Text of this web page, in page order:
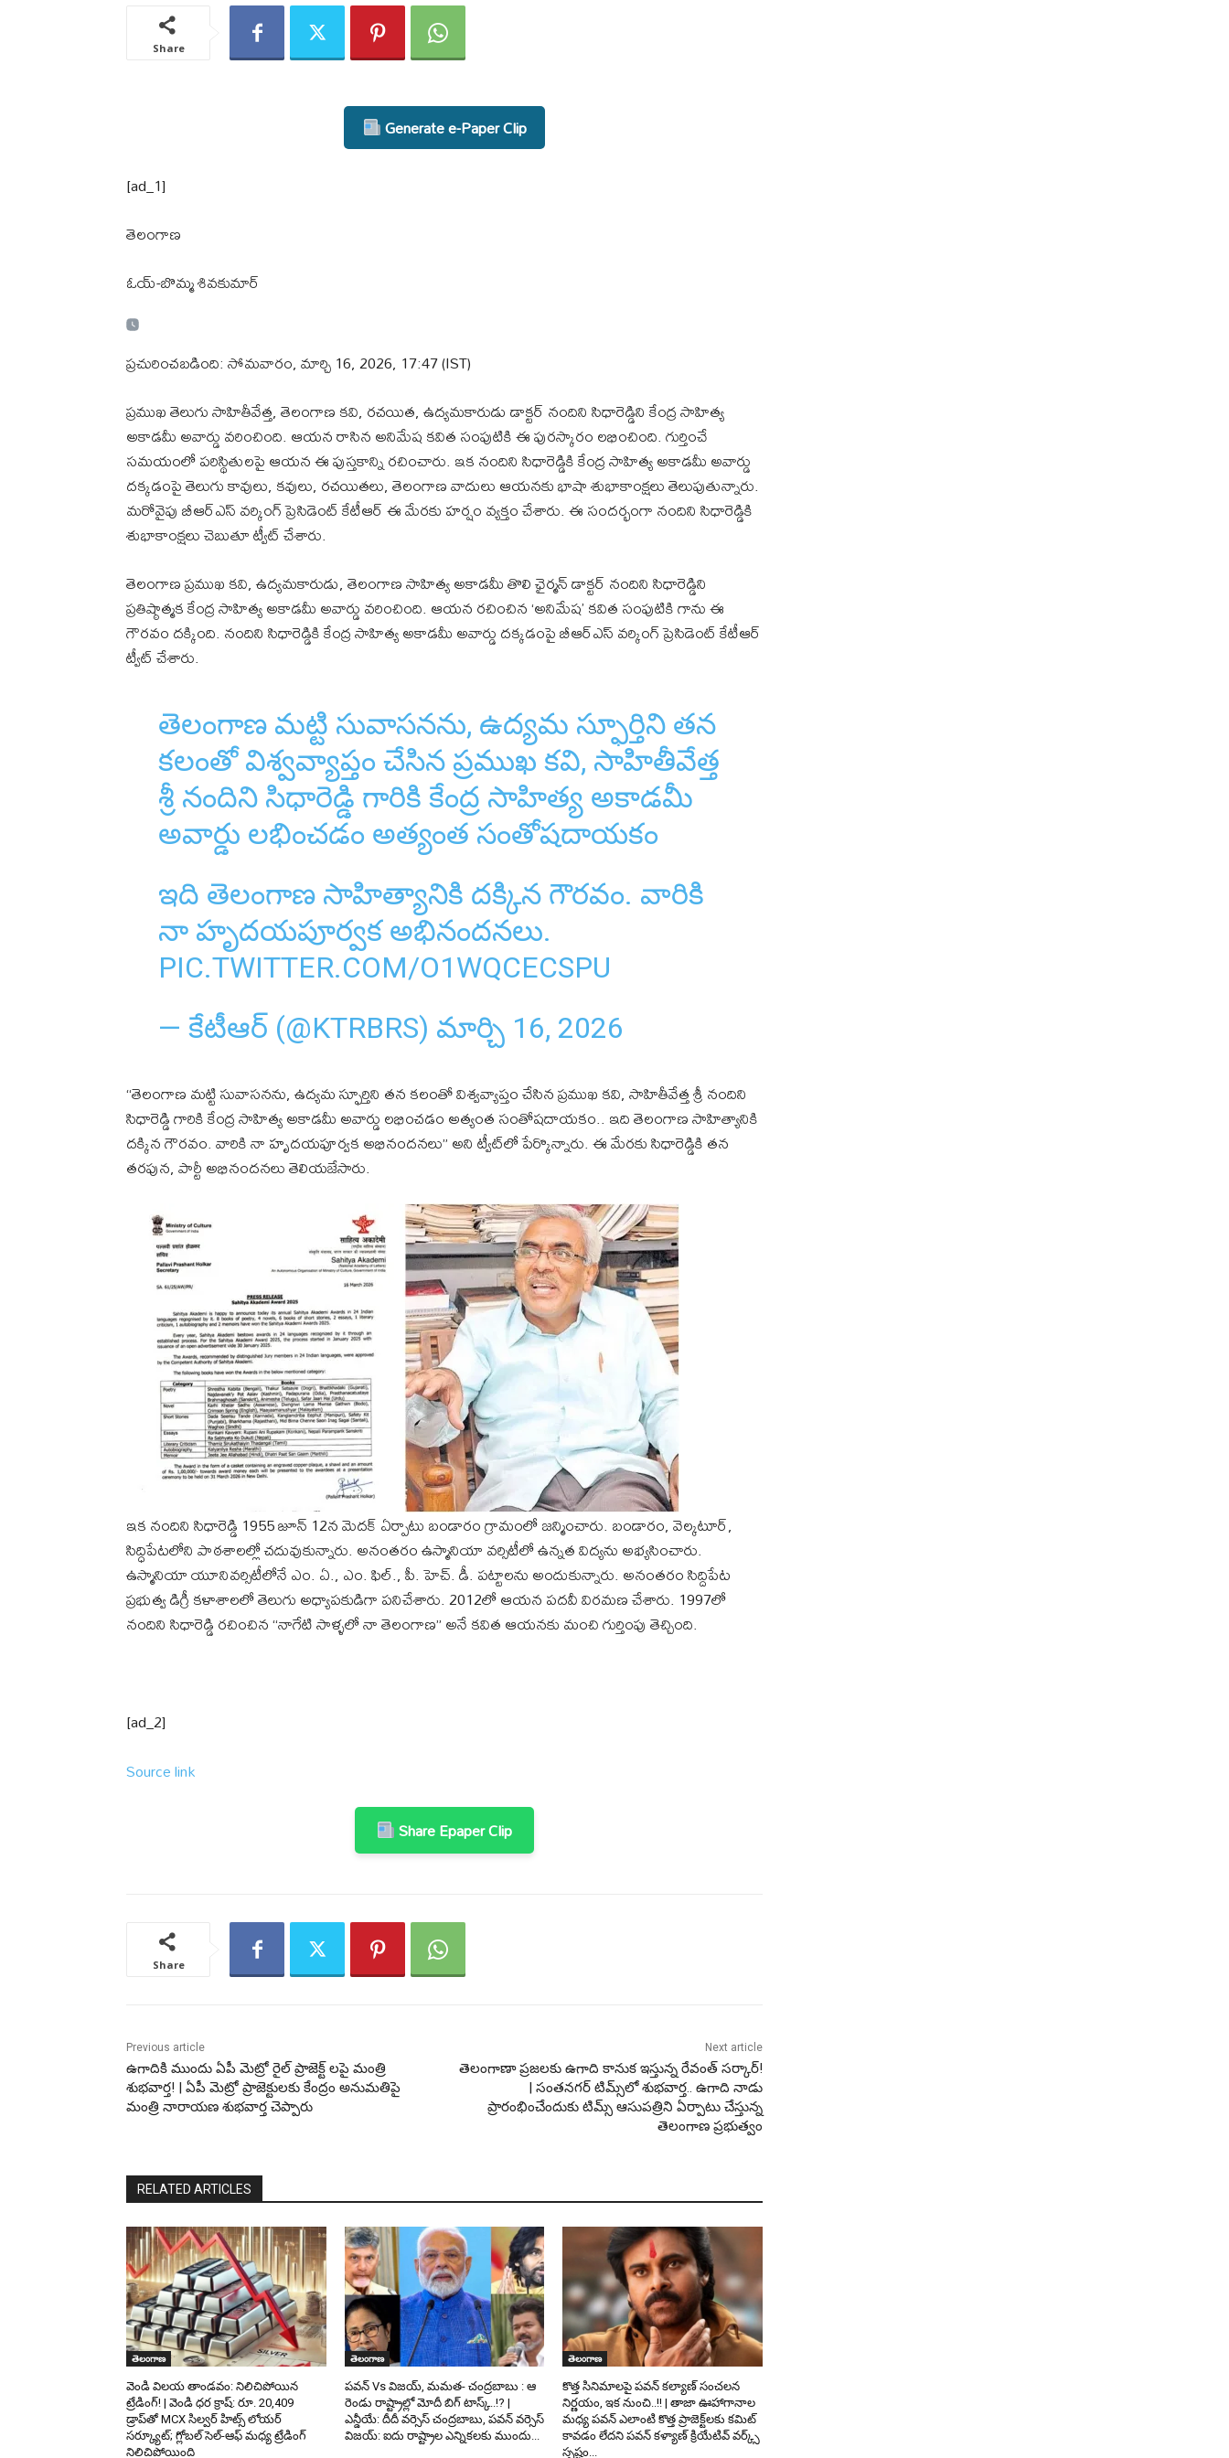
Share
Generate e-Paper Clip
[ad_1]
తెలంగాణ
ఓయ్-బొమ్మ శివకుమార్
ప్రచురించబడింది: సోమవారం, మార్చి 16, 2026, 17:47 (IST)
ప్రముఖ తెలుగు సాహితీవేత్త, తెలంగాణ కవి, రచయిత, ఉద్యమకారుడు డాక్టర్ నందిని సిధారెడ్డిని కేంద్ర సాహిత్య
అకాడమీ అవార్డు వరించింది. ఆయన రాసిన అనిమేష కవిత సంపుటికి ఈ పురస్కారం లభించింది. గుర్తించే
సమయంలో పరిస్థితులపై ఆయన ఈ పుస్తకాన్ని రచించారు. ఇక నందిని సిధారెడ్డికి కేంద్ర సాహిత్య అకాడమీ అవార్డు
దక్కడంపై తెలుగు కావులు, కవులు, రచయితలు, తెలంగాణ వాదులు ఆయనకు భాషా శుభాకాంక్షలు తెలుపుతున్నారు.
మరోవైపు బీఆర్ఎస్ వర్కింగ్ ప్రెసిడెంట్ కేటీఆర్ ఈ మేరకు హర్షం వ్యక్తం చేశారు. ఈ సందర్భంగా నందిని సిధారెడ్డికి
శుభాకాంక్షలు చెబుతూ ట్వీట్ చేశారు.
తెలంగాణ ప్రముఖ కవి, ఉద్యమకారుడు, తెలంగాణ సాహిత్య అకాడమీ తొలి ఛైర్మన్ డాక్టర్ నందిని సిధారెడ్డిని
ప్రతిష్ఠాత్మక కేంద్ర సాహిత్య అకాడమీ అవార్డు వరించింది. ఆయన రచించిన ‘అనిమేష’ కవిత సంపుటికి గాను ఈ
గౌరవం దక్కింది. నందిని సిధారెడ్డికి కేంద్ర సాహిత్య అకాడమీ అవార్డు దక్కడంపై బీఆర్ఎస్ వర్కింగ్ ప్రెసిడెంట్ కేటీఆర్
ట్వీట్ చేశారు.
తెలంగాణ మట్టి సువాసనను, ఉద్యమ స్ఫూర్తిని తన
కలంతో విశ్వవ్యాప్తం చేసిన ప్రముఖ కవి, సాహితీవేత్త
శ్రీ నందిని సిధారెడ్డి గారికి కేంద్ర సాహిత్య అకాడమీ
అవార్డు లభించడం అత్యంత సంతోషదాయకం
ఇది తెలంగాణ సాహిత్యానికి దక్కిన గౌరవం. వారికి
నా హృదయపూర్వక అభినందనలు.
PIC.TWITTER.COM/O1WQCECSPU
— కేటీఆర్ (@KTRBRS) మార్చి 16, 2026
“తెలంగాణ మట్టి సువాసనను, ఉద్యమ స్ఫూర్తిని తన కలంతో విశ్వవ్యాప్తం చేసిన ప్రముఖ కవి, సాహితీవేత్త శ్రీ నందిని
సిధారెడ్డి గారికి కేంద్ర సాహిత్య అకాడమీ అవార్డు లభించడం అత్యంత సంతోషదాయకం.. ఇది తెలంగాణ సాహిత్యానికి
దక్కిన గౌరవం. వారికి నా హృదయపూర్వక అభినందనలు” అని ట్వీట్‌లో పేర్కొన్నారు. ఈ మేరకు సిధారెడ్డికి తన
తరపున, పార్టీ అభినందనలు తెలియజేసారు.
ఇక నందిని సిధారెడ్డి 1955 జూన్ 12న మెదక్ ఏర్పాటు బండారం గ్రామంలో జన్మించారు. బండారం, వెల్కటూర్,
సిద్ధిపేటలోని పాఠశాలల్లో చదువుకున్నారు. అనంతరం ఉస్మానియా వర్సిటీలో ఉన్నత విద్యను అభ్యసించారు.
ఉస్మానియా యూనివర్సిటీలోనే ఎం. ఏ., ఎం. ఫిల్., పీ. హెచ్. డీ. పట్టాలను అందుకున్నారు. అనంతరం సిద్దిపేట
ప్రభుత్వ డిగ్రీ కళాశాలలో తెలుగు అధ్యాపకుడిగా పనిచేశారు. 2012లో ఆయన పదవీ విరమణ చేశారు. 1997లో
నందిని సిధారెడ్డి రచించిన “నాగేటి సాళ్ళలో నా తెలంగాణ” అనే కవిత ఆయనకు మంచి గుర్తింపు తెచ్చింది.
[ad_2]
Source link
Share Epaper Clip
Share
Previous article
ఉగాదికి ముందు ఏపీ మెట్రో రైల్ ప్రాజెక్ట్ లపై మంత్రి
శుభవార్త! | ఏపీ మెట్రో ప్రాజెక్టులకు కేంద్రం అనుమతిపై
మంత్రి నారాయణ శుభవార్త చెప్పారు
Next article
తెలంగాణా ప్రజలకు ఉగాది కానుక ఇస్తున్న రేవంత్ సర్కార్!
| సంతనగర్ టిమ్స్‌లో శుభవార్త.. ఉగాది నాడు
ప్రారంభించేందుకు టిమ్స్ ఆసుపత్రిని ఏర్పాటు చేస్తున్న
తెలంగాణ ప్రభుత్వం
RELATED ARTICLES
తెలంగాణ
వెండి విలయ తాండవం: నిలిచిపోయిన
ట్రేడింగ్! | వెండి ధర క్రాష్: రూ. 20,409
డ్రాప్‌తో MCX సిల్వర్ హిట్స్ లోయర్
సర్క్యూట్; గ్లోబల్ సెల్-ఆఫ్ మధ్య ట్రేడింగ్
నిలిచిపోయింది
తెలంగాణ
పవన్ Vs విజయ్, మమత- చంద్రబాబు : ఆ
రెండు రాష్ట్రాల్లో మోదీ బిగ్ టాస్క్..!? |
ఎన్డీయే: దీదీ వర్సెస్ చంద్రబాబు, పవన్ వర్సెస్
విజయ్: ఐదు రాష్ట్రాల ఎన్నికలకు ముందు...
తెలంగాణ
కొత్త సినిమాలపై పవన్ కల్యాణ్‌ సంచలన
నిర్ణయం, ఇక నుంచి..!! | తాజా ఊహాగానాల
మధ్య పవన్ ఎలాంటి కొత్త ప్రాజెక్ట్‌లకు కమిట్
కావడం లేదని పవన్ కళ్యాణ్ క్రియేటివ్ వర్క్స్
స్పష్టం...